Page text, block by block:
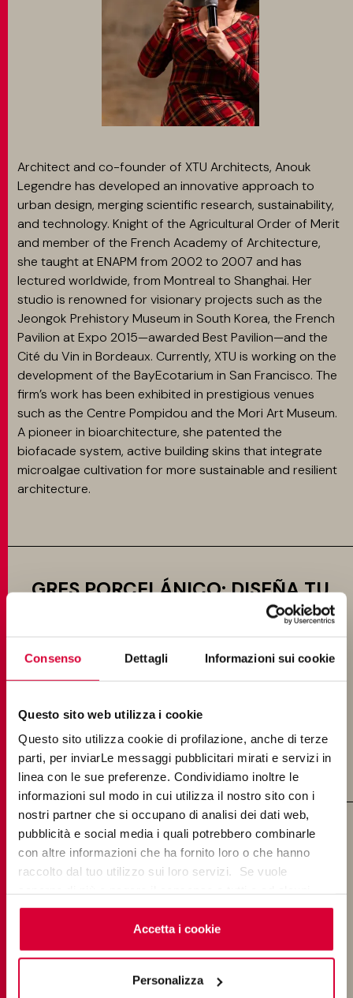
Consenso Dettagli Informazioni sui cookie
Questo sito web utilizza i cookie
Questo sito utilizza cookie di profilazione, anche di terze
parti, per inviarLe messaggi pubblicitari mirati e servizi in
linea con le sue preferenze. Condividiamo inoltre le
informazioni sul modo in cui utilizza il nostro sito con i
nostri partner che si occupano di analisi dei dati web,
pubblicità e social media i quali potrebbero combinarle
con altre informazioni che ha fornito loro o che hanno
raccolto dal tuo utilizzo sui loro servizi. Se vuole
cookieclicchi qui. Il consenso può essere espresso
cliccando sul tasto “Accetta i cookie”. Se non vuole i
cookie di profilazione può negare il consenso sul tasto
Accetta i cookie
Personalizza
Architect and co-founder of XTU Architects, Anouk
Legendre has developed an innovative approach to
urban design, merging scientific research, sustainability,
and technology. Knight of the Agricultural Order of Merit
and member of the French Academy of Architecture,
she taught at ENAPM from 2002 to 2007 and has
lectured worldwide, from Montreal to Shanghai. Her
studio is renowned for visionary projects such as the
Jeongok Prehistory Museum in South Korea, the French
Pavilion at Expo 2015—awarded Best Pavilion—and the
Cité du Vin in Bordeaux. Currently, XTU is working on the
development of the BayEcotarium in San Francisco. The
firm’s work has been exhibited in prestigious venues
such as the Centre Pompidou and the Mori Art Museum.
A pioneer in bioarchitecture, she patented the
biofacade system, active building skins that integrate
microalgae cultivation for more sustainable and resilient
architecture.
GRES PORCELÁNICO: DISEÑA TU
Keope propone diversas soluciones que podrían
satisfacer tus ideas de diseño. Descubre todas
revestimientos y comienza a diseñar tus espacios
con elegancia y sofisticación.
ESTILOS
Gres Porcelánico Imitación Terracota
Gres Porcelánico Imitación Mármol
Gres Porcelánico Imitación Madera
Gres Porcelánico Imitación Cemento